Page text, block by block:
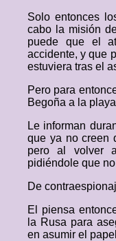
Solo entonces
cabo la misión
puede que el
accidente, y que
estuviera tras el
Pero para
Begoña a la
Le informan
que ya no creen
pero al volver
pidiéndole que
De
El piensa
la Rusa para
en asumir el